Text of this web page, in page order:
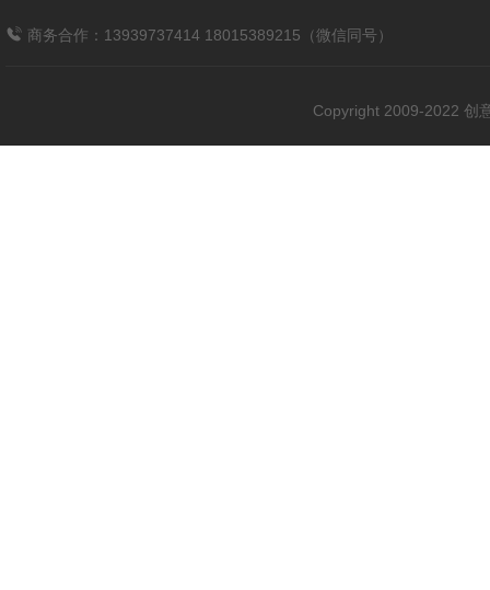
商务合作：13939737414 18015389215（微信同号）
Copyright 2009-2022 创